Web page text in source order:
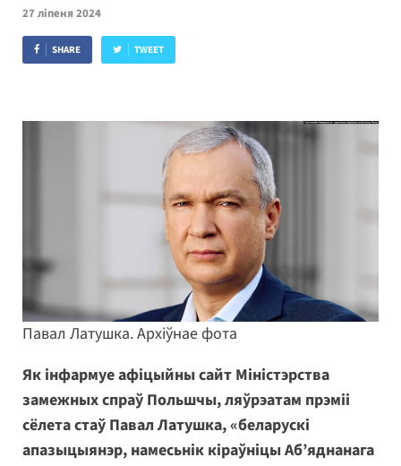
27 ліпеня 2024
SHARE TWEET
Павал Латушка. Архіўнае фота
Як інфармуе афіцыйны сайт Міністэрства
замежных спраў Польшчы, ляўрэатам прэміі
сёлета стаў Павал Латушка, «беларускі
апазыцыянэр, намесьнік кіраўніцы Аб’яднанага